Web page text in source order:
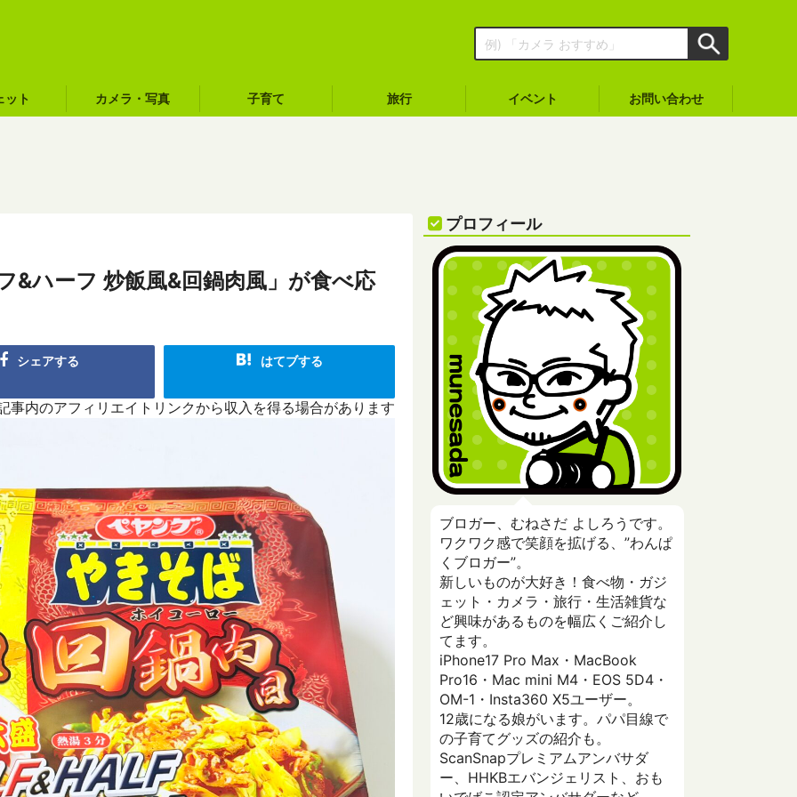
ット カメラ・写真 子育て 旅行 イベント お問い合わせ
&ハーフ 炒飯風&回鍋肉風」が食べ応
シェアする はてブする
事内のアフィリエイトリンクから収入を得る場合があります
プロフィール
ブロガー、むねさだ よしろうです。
ワクワク感で笑顔を拡げる、”わんぱ
くブロガー”。
新しいものが大好き！食べ物・ガジ
ェット・カメラ・旅行・生活雑貨な
ど興味があるものを幅広くご紹介し
てます。
iPhone17 Pro Max・MacBook
Pro16・Mac mini M4・EOS 5D4・
OM-1・Insta360 X5ユーザー。
12歳になる娘がいます。パパ目線で
の子育てグッズの紹介も。
ScanSnapプレミアムアンバサダ
ー、HHKBエバンジェリスト、おも